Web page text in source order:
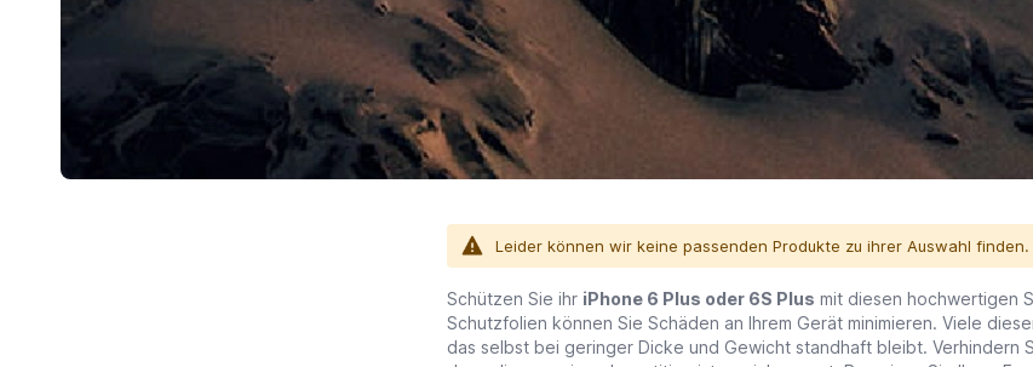
Leider können wir keine passenden Produkte zu ihrer Auswahl finden.
Schützen Sie ihr iPhone 6 Plus oder 6S Plus mit diesen hochwertigen
Schutzfolien können Sie Schäden an Ihrem Gerät minimieren. Viele
das selbst bei geringer Dicke und Gewicht standhaft bleibt.